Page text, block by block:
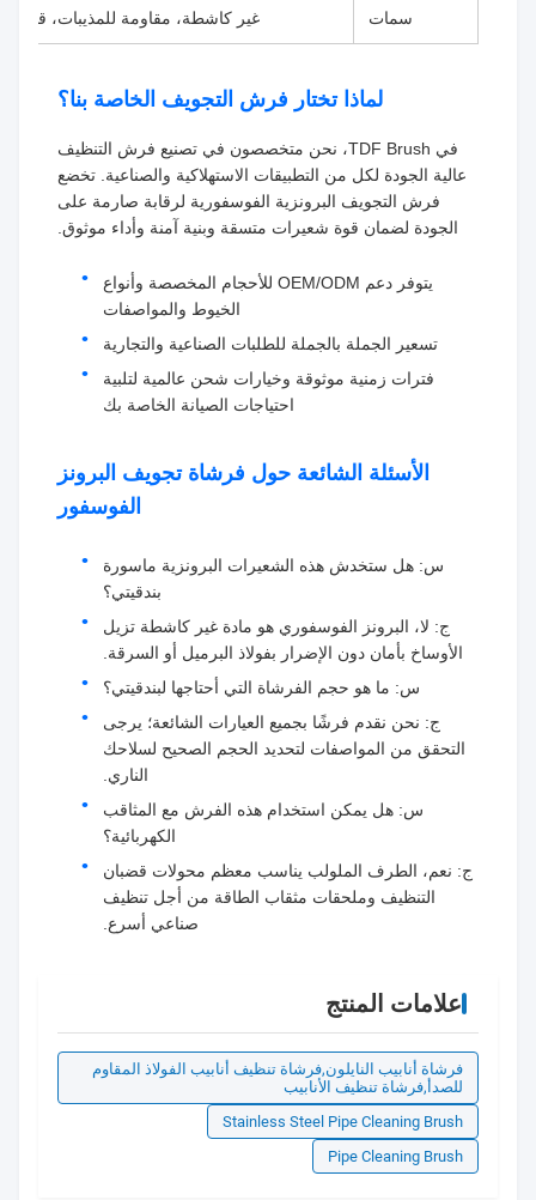
سمات غير كاشطة، مقاومة للمذيبات، قابلة
لماذا تختار فرش التجويف الخاصة بنا؟
في TDF Brush، نحن متخصصون في تصنيع فرش التنظيف
عالية الجودة لكل من التطبيقات الاستهلاكية والصناعية. تخضع
فرش التجويف البرونزية الفوسفورية لرقابة صارمة على
الجودة لضمان قوة شعيرات متسقة وبنية آمنة وأداء موثوق.
يتوفر دعم OEM/ODM للأحجام المخصصة وأنواع
الخيوط والمواصفات
تسعير الجملة بالجملة للطلبات الصناعية والتجارية
فترات زمنية موثوقة وخيارات شحن عالمية لتلبية
احتياجات الصيانة الخاصة بك
الأسئلة الشائعة حول فرشاة تجويف البرونز
الفوسفور
س: هل ستخدش هذه الشعيرات البرونزية ماسورة
بندقيتي؟
ج: لا، البرونز الفوسفوري هو مادة غير كاشطة تزيل
الأوساخ بأمان دون الإضرار بفولاذ البرميل أو السرقة.
س: ما هو حجم الفرشاة التي أحتاجها لبندقيتي؟
ج: نحن نقدم فرشًا بجميع العيارات الشائعة؛ يرجى
التحقق من المواصفات لتحديد الحجم الصحيح لسلاحك
الناري.
س: هل يمكن استخدام هذه الفرش مع المثاقب
الكهربائية؟
ج: نعم، الطرف الملولب يناسب معظم محولات قضبان
التنظيف وملحقات مثقاب الطاقة من أجل تنظيف
صناعي أسرع.
علامات المنتج
فرشاة أنابيب النايلون,فرشاة تنظيف أنابيب الفولاذ المقاوم
للصدأ,فرشاة تنظيف الأنابيب
Stainless Steel Pipe Cleaning Brush
Pipe Cleaning Brush